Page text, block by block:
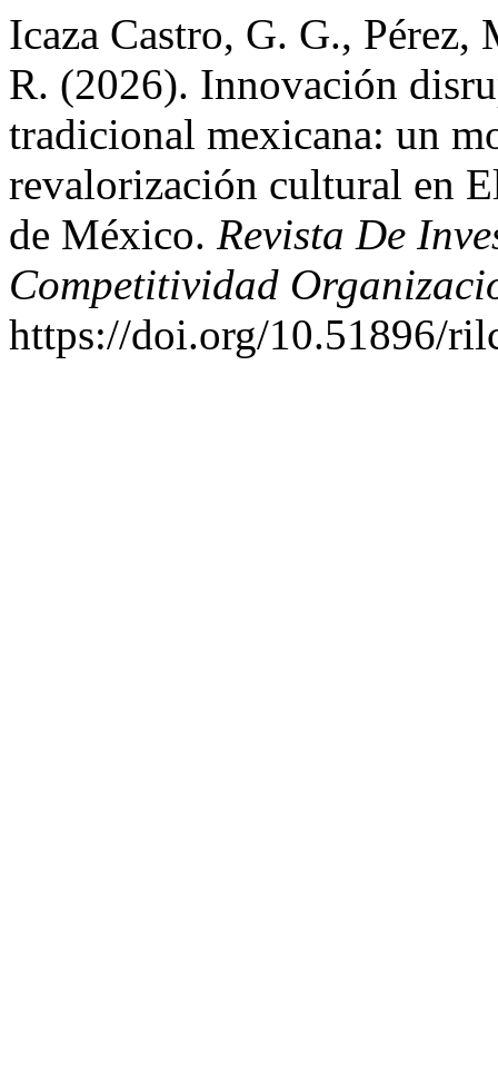
Icaza Castro, G. G.,
R. (2026). Innovación
tradicional mexicana: un
revalorización cultural en
de México. Revista De
Competitividad
https://doi.org/10.51896/